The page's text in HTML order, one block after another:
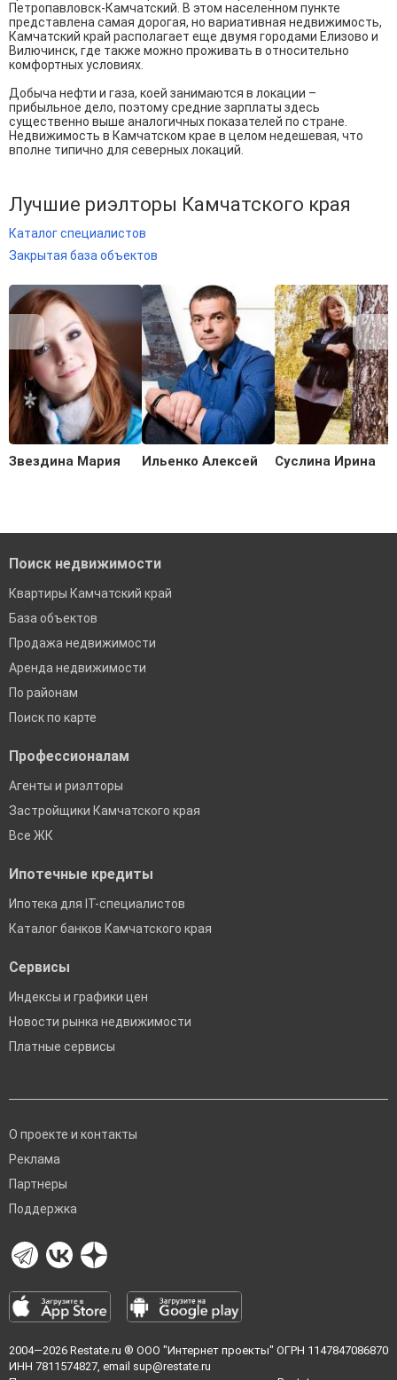
Петропавловск-Камчатский. В этом населенном пункте
представлена самая дорогая, но вариативная недвижимость,
Камчатский край располагает еще двумя городами Елизово и
Вилючинск, где также можно проживать в относительно
комфортных условиях.
Добыча нефти и газа, коей занимаются в локации –
прибыльное дело, поэтому средние зарплаты здесь
существенно выше аналогичных показателей по стране.
Недвижимость в Камчатском крае в целом недешевая, что
вполне типично для северных локаций.
Лучшие риэлторы Камчатского края
Каталог специалистов
Закрытая база объектов
Звездина Мария Ильенко Алексей Суслина Ирина
Поиск недвижимости
Квартиры Камчатский край
База объектов
Продажа недвижимости
Аренда недвижимости
По районам
Поиск по карте
Профессионалам
Агенты и риэлторы
Застройщики Камчатского края
Все ЖК
Ипотечные кредиты
Ипотека для IT-специалистов
Каталог банков Камчатского края
Сервисы
Индексы и графики цен
Новости рынка недвижимости
Платные сервисы
О проекте и контакты
Реклама
Партнеры
Поддержка
2004—2026 Restate.ru ® ООО "Интернет проекты" ОГРН 1147847086870
ИНН 7811574827, email sup@restate.ru